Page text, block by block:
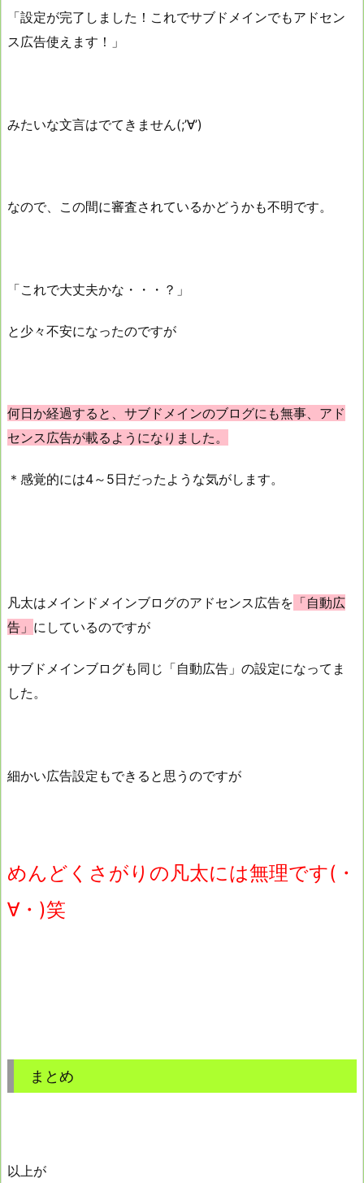
「設定が完了しました！これでサブドメインでもアドセン
ス広告使えます！」
みたいな文言はでてきません(;’∀’)
なので、この間に審査されているかどうかも不明です。
「これで大丈夫かな・・・？」
と少々不安になったのですが
何日か経過すると、サブドメインのブログにも無事、アド
センス広告が載るようになりました。
＊感覚的には4～5日だったような気がします。
凡太はメインドメインブログのアドセンス広告を 「自動広
告」 にしているのですが
サブドメインブログも同じ「自動広告」の設定になってま
した。
細かい広告設定もできると思うのですが
めんどくさがりの凡太には無理です(・
∀・)笑
まとめ
以上が